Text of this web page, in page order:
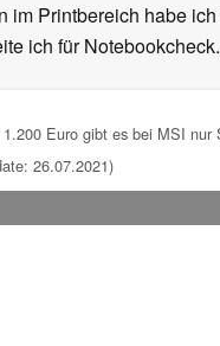
Printbereich habe
ich für Notebookcheck.
Euro gibt es bei MSI nur
26.07.2021)